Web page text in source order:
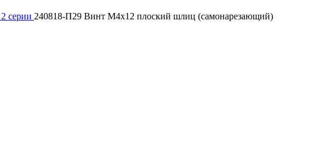
серии 240818-П29 Винт М4х12 плоский шлиц (самонарезающий)